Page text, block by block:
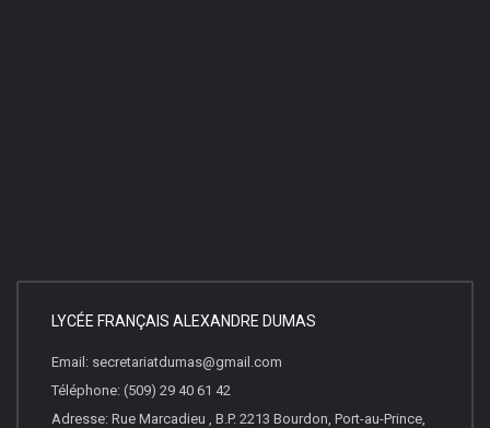
LYCÉE FRANÇAIS ALEXANDRE DUMAS
Email: secretariatdumas@gmail.com
Téléphone: (509) 29 40 61 42
Adresse: Rue Marcadieu , B.P. 2213 Bourdon, Port-au-Prince,